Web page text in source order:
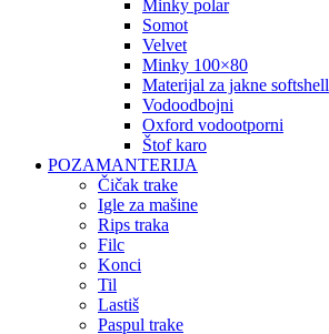
minky polar
somot
velvet
minky 100×80
materijal za jakne softshell
vodoodbojni
oxford vodootporni
štof karo
POZAMANTERIJA
čičak trake
igle za mašine
rips traka
filc
konci
til
lastiš
paspul trake